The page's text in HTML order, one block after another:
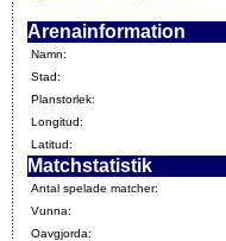
Arenainformation
Namn:
Stad:
Planstorlek:
Longitud:
Latitud:
Matchstatistik
Antal spelade matcher:
Vunna:
Oavgjorda: